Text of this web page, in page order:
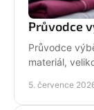
Průvodce
Průvodce
materiál,
5. července